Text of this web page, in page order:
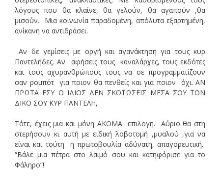
λόγους που θα κλαίνε, θα γελούν, θα αγαπούν ,θα
μισούν. Μια κοινωνία παραδομένη, απόλυτα εξαρτημένη,
ανίκανη να αντιδράσει.
Αν δε γεμίσεις με οργή και αγανάκτηση για τους κυρ
Παντελήδες. Αν αφήσεις τους καναλάρχες, τους εκδότες
και τους αχυρανθρώπους τους να σε προγραμματίζουν
σαν ρομπότ για ποιον θα πενθείς και για ποιον όχι. ΑΝ
ΠΡΩΤΑ ΕΣΥ Ο ΙΔΙΟΣ ΔΕΝ ΣΚΟΤΩΣΕΙΣ ΜΕΣΑ ΣΟΥ ΤΟΝ
ΔΙΚΟ ΣΟΥ ΚΥΡ ΠΑΝΤΕΛΗ,
Τότε, έχεις μια και μόνη ΑΚΟΜΑ επιλογή. Αύριο θα στη
στερήσουν κι αυτή με ειδική λοβοτομή ,μυαλού ,για να
είναι και τούτη η πρωτοβουλία αδύνατη, απαγορευτική.
“Βάλε μια πέτρα στο λαιμό σου και κατηφόρισε για το
Φάληρο”!